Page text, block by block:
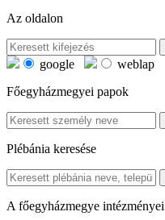
Az oldalon
google
weblap
Főegyházmegyei papok
Plébánia keresése
A főegyházmegye intézményei